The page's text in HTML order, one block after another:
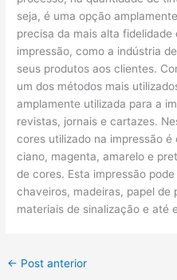
seja, é uma opção
precisa da mais alta fidelidade
impressão, como a indústria
seus produtos aos clientes.
um dos métodos mais
amplamente utilizada para a
revistas, jornais e cartazes.
cores utilizado na impressão
ciano, magenta, amarelo e
de cores. Esta impressão
chaveiros, madeiras, papel de
materiais de sinalização e até
← Post anterior